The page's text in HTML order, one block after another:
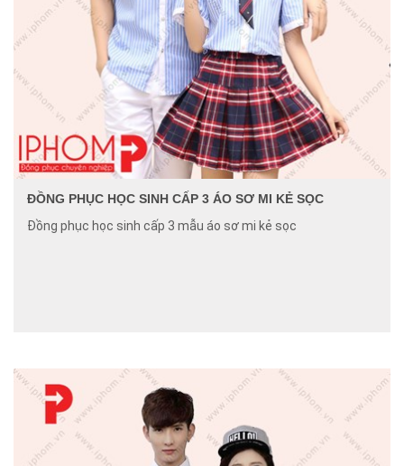
ĐỒNG PHỤC HỌC SINH CẤP 3 ÁO SƠ MI KẺ SỌC
Đồng phục học sinh cấp 3 mẫu áo sơ mi kẻ sọc